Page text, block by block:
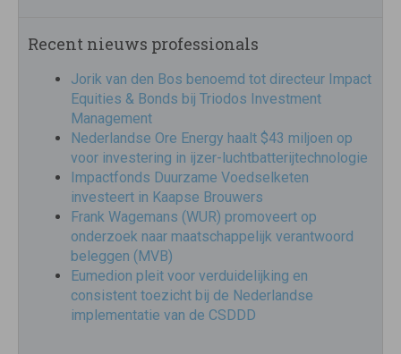
Recent nieuws professionals
Jorik van den Bos benoemd tot directeur Impact
Equities & Bonds bij Triodos Investment
Management
Nederlandse Ore Energy haalt $43 miljoen op
voor investering in ijzer-luchtbatterijtechnologie
Impactfonds Duurzame Voedselketen
investeert in Kaapse Brouwers
Frank Wagemans (WUR) promoveert op
onderzoek naar maatschappelijk verantwoord
beleggen (MVB)
Eumedion pleit voor verduidelijking en
consistent toezicht bij de Nederlandse
implementatie van de CSDDD